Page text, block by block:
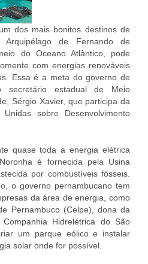
dos mais bonitos destinos de
de Fernando de
do Oceano Atlântico, pode
com energias renováveis
Essa é a meta do governo de
secretário estadual de Meio
Sérgio Xavier, que participa da
sobre Desenvolvimento
quase toda a energia elétrica
é fornecida pela Usina
por combustíveis fósseis.
o governo pernambucano tem
da área de energia, como
Pernambuco (Celpe), dona da
Hidrelétrica do São
um parque eólico e instalar
solar onde for possível.